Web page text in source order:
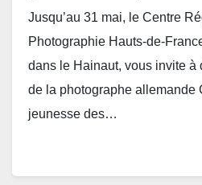
Jusqu’au 31 mai, le Centre
Photographie Hauts-de-
dans le Hainaut, vous invite à
de la photographe allemande
jeunesse des…